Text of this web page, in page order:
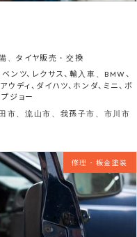
、タイヤ販売・交換
ベンツ、 レクサス、 輸入車 、 BMW、
アウディ、 ダイハツ、 ホンダ、 ミニ、 ボ
プジョー
市、流山市 、 我孫子市 、 市川市
修理・板金塗装